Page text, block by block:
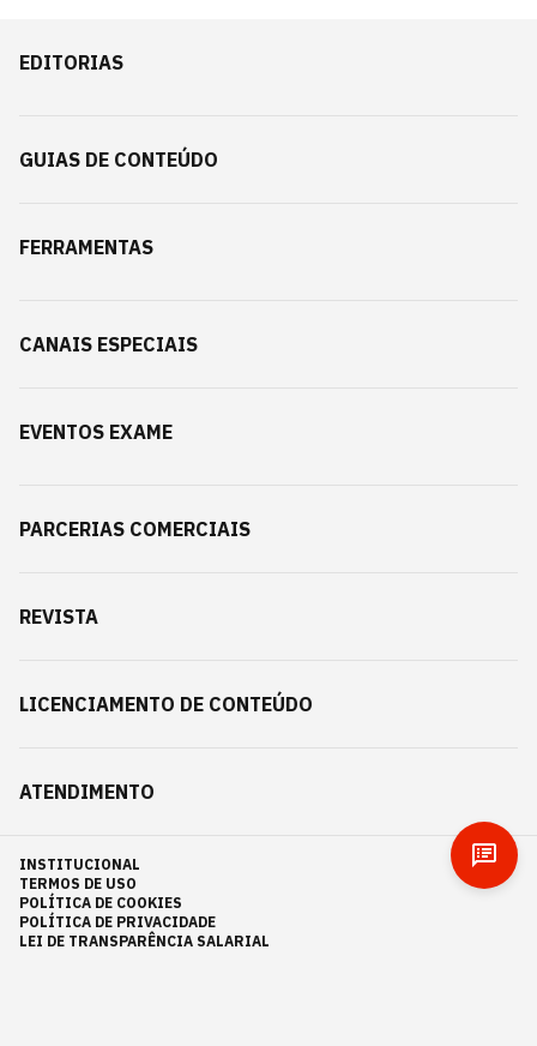
EDITORIAS
GUIAS DE CONTEÚDO
FERRAMENTAS
CANAIS ESPECIAIS
EVENTOS EXAME
PARCERIAS COMERCIAIS
REVISTA
LICENCIAMENTO DE CONTEÚDO
ATENDIMENTO
INSTITUCIONAL
TERMOS DE USO
POLÍTICA DE COOKIES
POLÍTICA DE PRIVACIDADE
LEI DE TRANSPARÊNCIA SALARIAL